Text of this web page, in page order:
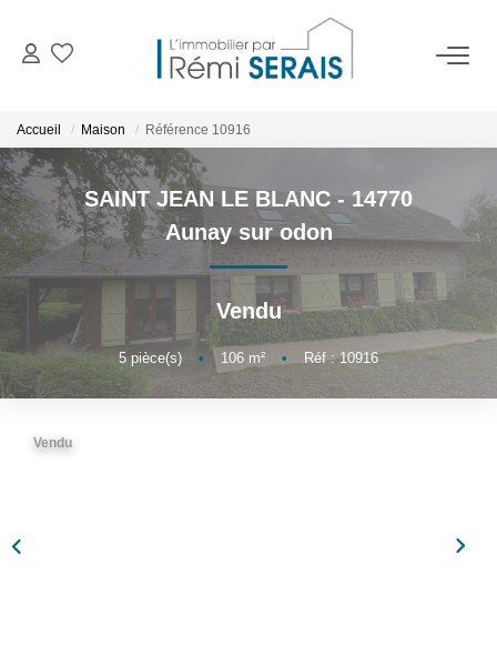
VENDRE
BIENS VENDUS
ADMINISTRATION DE BIENS
Accueil Maison Référence 10916
SAINT JEAN LE BLANC - 14770
Aunay sur odon
Vendu
5 pièce(s) • 106 m² • Réf : 10916
Vendu